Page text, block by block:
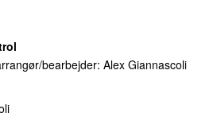
bearbejder: Alex Giannascoli